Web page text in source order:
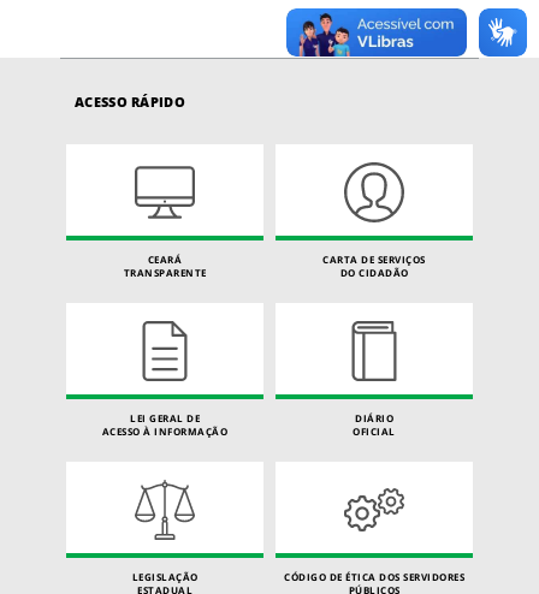
ACESSO RÁPIDO
CEARÁ
TRANSPARENTE
CARTA DE SERVIÇOS
DO CIDADÃO
LEI GERAL DE
ACESSO À INFORMAÇÃO
DIÁRIO
OFICIAL
LEGISLAÇÃO
ESTADUAL
CÓDIGO DE ÉTICA DOS SERVIDORES
PÚBLICOS